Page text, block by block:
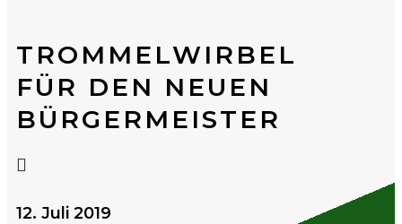
TROMMELWIRBEL
FÜR DEN NEUEN
BÜRGERMEISTER

12. Juli 2019